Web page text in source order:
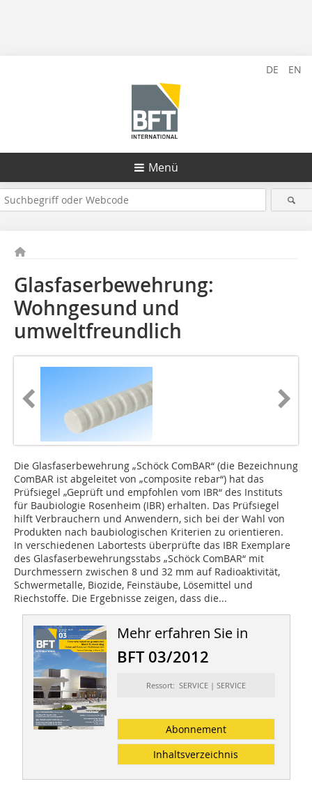
DE EN
Menü
Glasfaserbewehrung:
Wohngesund und
umweltfreundlich
Die Glasfaserbewehrung „Schöck ComBAR“ (die Bezeichnung
ComBAR ist abgeleitet von „composite rebar“) hat das
Prüfsiegel „Geprüft und empfohlen vom IBR“ des Instituts
für Baubiologie Rosenheim (IBR) erhalten. Das Prüfsiegel
hilft Verbrauchern und Anwendern, sich bei der Wahl von
Produkten nach baubiologischen Kriterien zu orientieren.
In verschiedenen Labortests überprüfte das IBR Exemplare
des Glasfaserbewehrungsstabs „Schöck ComBAR“ mit
Durchmessern zwischen 8 und 32 mm auf Radioaktivität,
Schwermetalle, Biozide, Feinstäube, Lösemittel und
Riechstoffe. Die Ergebnisse zeigen, dass die...
Mehr erfahren Sie in
BFT 03/2012
Ressort: SERVICE | SERVICE
Abonnement
Inhaltsverzeichnis